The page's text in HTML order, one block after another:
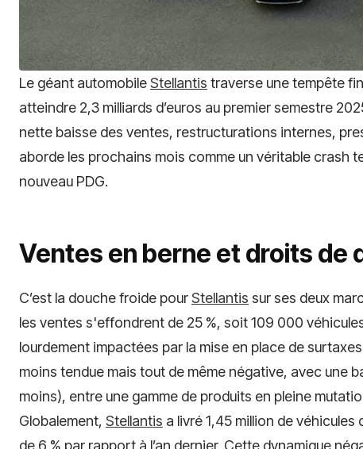
Le géant automobileStellantis traverse une tempête
atteindre 2,3 milliards d’euros au premier semestre
nette baisse des ventes, restructurations internes,
aborde les prochains mois comme un véritable crash
nouveau PDG.
Ventes en berne et droits de
C’est la douche froide pourStellantis sur ses deux
les ventes s'effondrent de 25 %, soit 109 000
lourdement impactées par la mise en place de
moins tendue mais tout de même négative, avec une
moins), entre une gamme de produits en pleine
Globalement, Stellantis a livré 1,45 million de
de 6 % par rapport à l’an dernier. Cette dynamique